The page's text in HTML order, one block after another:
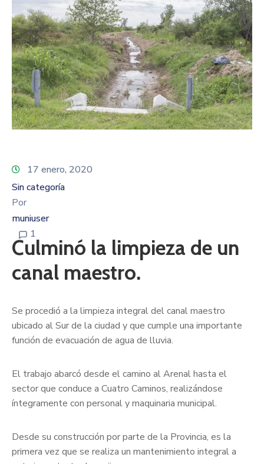
17 enero, 2020
Sin categoría
Por
muniuser
1
Culminó la limpieza de un
canal maestro.
Se procedió a la limpieza integral del canal maestro
ubicado al Sur de la ciudad y que cumple una importante
función de evacuación de agua de lluvia.
El trabajo abarcó desde el camino al Arenal hasta el
sector que conduce a Cuatro Caminos, realizándose
íntegramente con personal y maquinaria municipal.
Desde su construcción por parte de la Provincia, es la
primera vez que se realiza un mantenimiento integral a